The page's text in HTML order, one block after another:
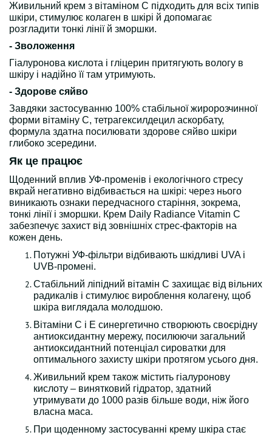
Живильний крем з вітаміном С підходить для всіх типів
шкіри, стимулює колаген в шкірі й допомагає
розгладити тонкі лінії й зморшки.
- Зволоження
Гіалуронова кислота і гліцерин притягують вологу в
шкіру і надійно її там утримують.
- Здорове сяйво
Завдяки застосуванню 100% стабільної жиророзчинної
форми вітаміну С, тетрагексилдецил аскорбату,
формула здатна посилювати здорове сяйво шкіри
глибоко зсередини.
Як це працює
Щоденний вплив УФ-променів і екологічного стресу
вкрай негативно відбивається на шкірі: через нього
виникають ознаки передчасного старіння, зокрема,
тонкі лінії і зморшки. Крем Daily Radiance Vitamin C
забезпечує захист від зовнішніх стрес-факторів на
кожен день.
Потужні УФ-фільтри відбивають шкідливі UVA і
UVB-промені.
Стабільний ліпідний вітамін С захищає від вільних
радикалів і стимулює вироблення колагену, щоб
шкіра виглядала молодшою.
Вітаміни С і Е синергетично створюють своєрідну
антиоксидантну мережу, посилюючи загальний
антиоксидантний потенціал сироватки для
оптимального захисту шкіри протягом усього дня.
Живильний крем також містить гіалуронову
кислоту – винятковий гідратор, здатний
утримувати до 1000 разів більше води, ніж його
власна маса.
При щоденному застосуванні крему шкіра стає